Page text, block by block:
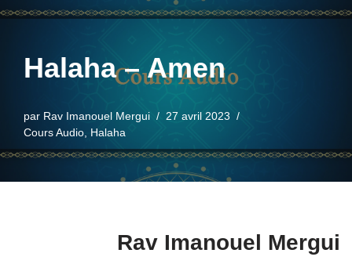
Halaha – Amen
par Rav Imanouel Mergui
27 avril 2023
Cours Audio Halaha
Rav Imanouel Mergui